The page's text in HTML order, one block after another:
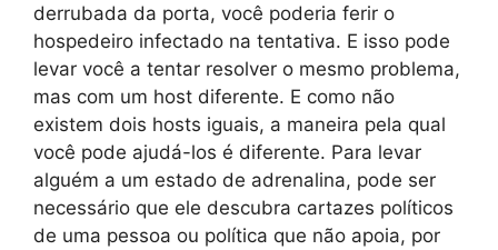
derrubada da porta, você poderia ferir o
hospedeiro infectado na tentativa. E isso pode
levar você a tentar resolver o mesmo problema,
mas com um host diferente. E como não
existem dois hosts iguais, a maneira pela qual
você pode ajudá-los é diferente. Para levar
alguém a um estado de adrenalina, pode ser
necessário que ele descubra cartazes políticos
de uma pessoa ou política que não apoia, por